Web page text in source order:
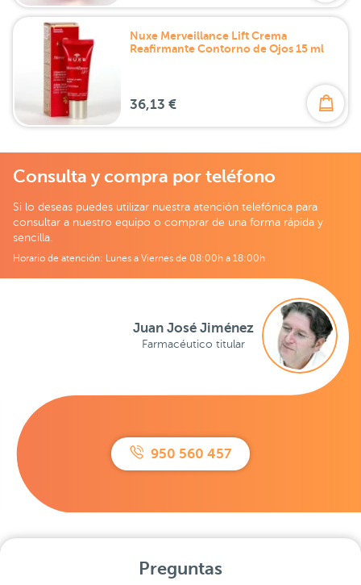
Nuxe Merveillance Lift Crema
Reafirmante Contorno de Ojos 15 ml
36,13 €
Consulta y compra por teléfono
Si lo deseas puedes utilizar nuestra atención telefónica para
consultar a nuestro equipo o comprar de una forma rápida y
sencilla.
Horario de atención: Lunes a Viernes de 08:00h a 18:00h
950 560 457
Juan José Jiménez
Farmacéutico titular
Preguntas